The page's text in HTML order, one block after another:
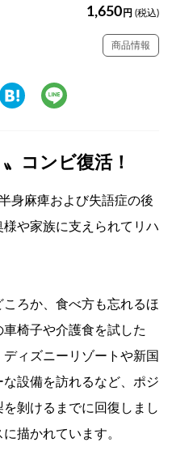
1,650 円 (税込)
商品情報
コンビ復活！
身麻痺および失語症の後
や家族に支えられてリハ
ろか、食べ方も忘れるほ
椅子や介護食を試した
ィズニーリゾートや新国
設備を訪れるなど、ポジ
剝けるまでに回復しまし
描かれています。